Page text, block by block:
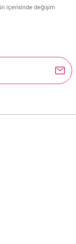
içerisinde değişim